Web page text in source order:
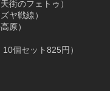
街のフェトゥ）
ヤ戦線）
原）
個セット825円）